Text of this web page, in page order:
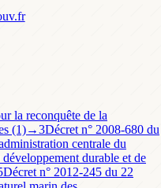
la reconquête de la
(1)→3Décret n° 2008-680 du
centrale du
durable et de
Décret n° 2012-245 du 22